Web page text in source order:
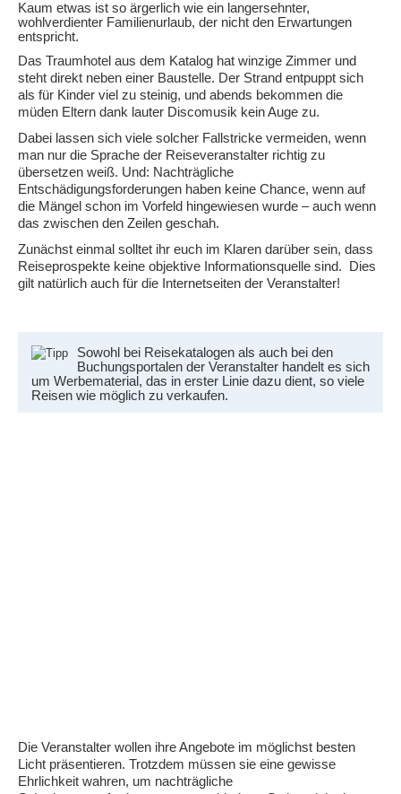
Kaum etwas ist so ärgerlich wie ein langersehnter,
wohlverdienter Familienurlaub, der nicht den Erwartungen
entspricht.
Das Traumhotel aus dem Katalog hat winzige Zimmer und
steht direkt neben einer Baustelle. Der Strand entpuppt sich
als für Kinder viel zu steinig, und abends bekommen die
müden Eltern dank lauter Discomusik kein Auge zu.
Dabei lassen sich viele solcher Fallstricke vermeiden, wenn
man nur die Sprache der Reiseveranstalter richtig zu
übersetzen weiß. Und: Nachträgliche
Entschädigungsforderungen haben keine Chance, wenn auf
die Mängel schon im Vorfeld hingewiesen wurde – auch wenn
das zwischen den Zeilen geschah.
Zunächst einmal solltet ihr euch im Klaren darüber sein, dass
Reiseprospekte keine objektive Informationsquelle sind. Dies
gilt natürlich auch für die Internetseiten der Veranstalter!
Sowohl bei Reisekatalogen als auch bei den
Buchungsportalen der Veranstalter handelt es sich
um Werbematerial, das in erster Linie dazu dient, so viele
Reisen wie möglich zu verkaufen.
Die Veranstalter wollen ihre Angebote im möglichst besten
Licht präsentieren. Trotzdem müssen sie eine gewisse
Ehrlichkeit wahren, um nachträgliche